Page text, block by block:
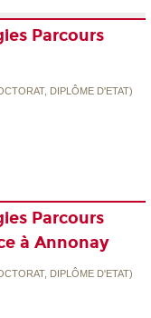
Parcours
DIPLÔME D'ETAT)
Parcours
à Annonay
DIPLÔME D'ETAT)